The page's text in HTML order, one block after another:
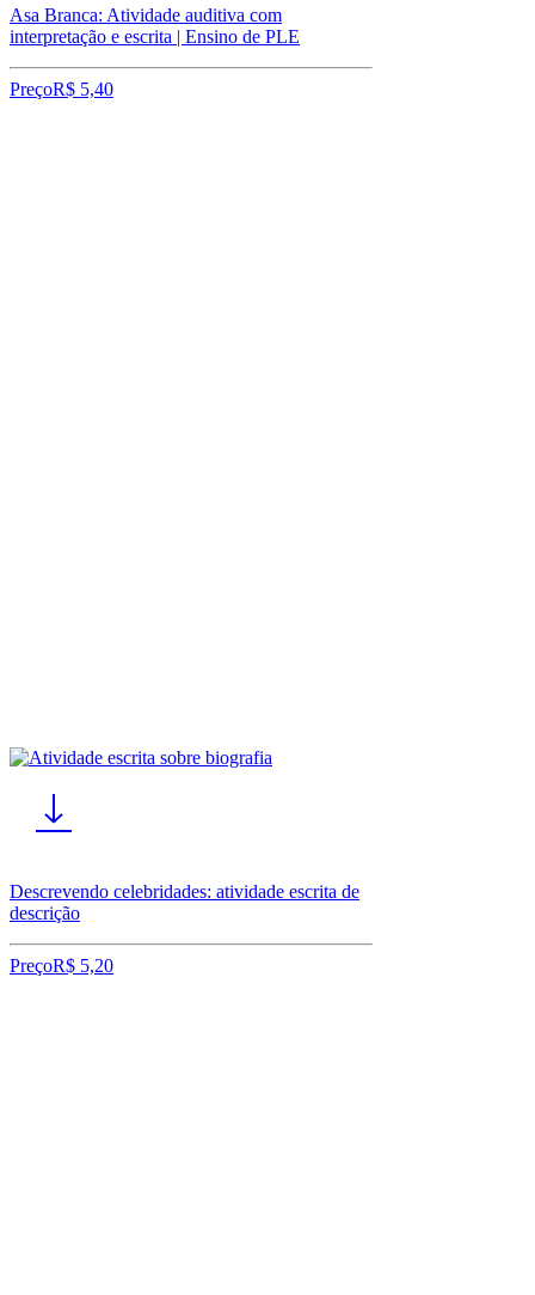
Asa Branca: Atividade auditiva com
interpretação e escrita | Ensino de PLE
PreçoR$ 5,40
Descrevendo celebridades: atividade escrita de
descrição
PreçoR$ 5,20